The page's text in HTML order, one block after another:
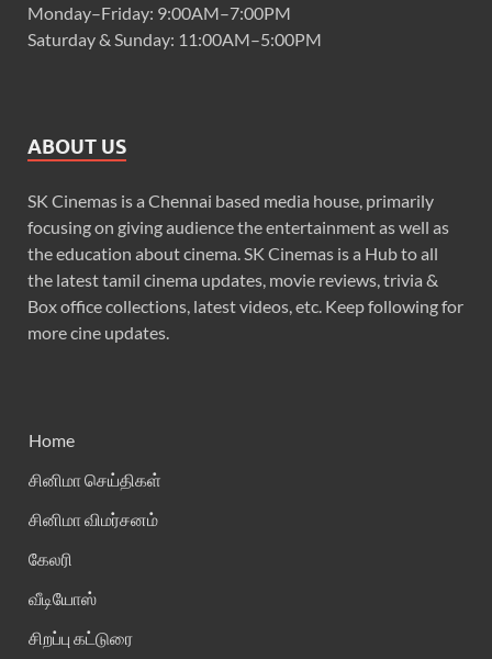
Monday–Friday: 9:00AM–7:00PM
Saturday & Sunday: 11:00AM–5:00PM
ABOUT US
SK Cinemas is a Chennai based media house, primarily
focusing on giving audience the entertainment as well as
the education about cinema. SK Cinemas is a Hub to all
the latest tamil cinema updates, movie reviews, trivia &
Box office collections, latest videos, etc. Keep following for
more cine updates.
Home
சினிமா செய்திகள்
சினிமா விமர்சனம்
கேலரி
வீடியோஸ்
சிறப்பு கட்டுரை